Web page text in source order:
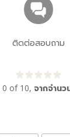
ติดต่อสอบถาม
0 of 10, จากจำน